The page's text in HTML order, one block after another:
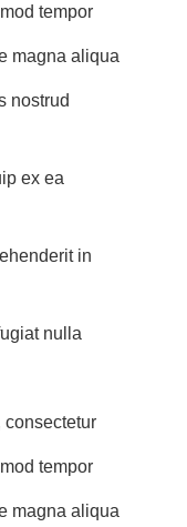
tempor
magna aliqua
nostrud
ex ea
in
nulla
consectetur
tempor
magna aliqua